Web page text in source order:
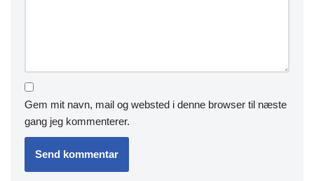
Gem mit navn, mail og websted i denne browser til næste
gang jeg kommenterer.